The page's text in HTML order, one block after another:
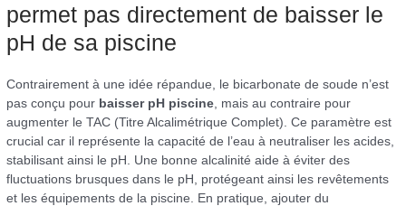
permet pas directement de baisser le
pH de sa piscine
Contrairement à une idée répandue, le bicarbonate de soude n’est
pas conçu pour baisser pH piscine , mais au contraire pour
augmenter le TAC (Titre Alcalimétrique Complet). Ce paramètre est
crucial car il représente la capacité de l’eau à neutraliser les acides,
stabilisant ainsi le pH. Une bonne alcalinité aide à éviter des
fluctuations brusques dans le pH, protégeant ainsi les revêtements
et les équipements de la piscine. En pratique, ajouter du